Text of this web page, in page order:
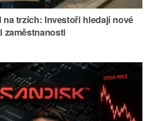
trzích: Investoři hledají nové
zaměstnanosti